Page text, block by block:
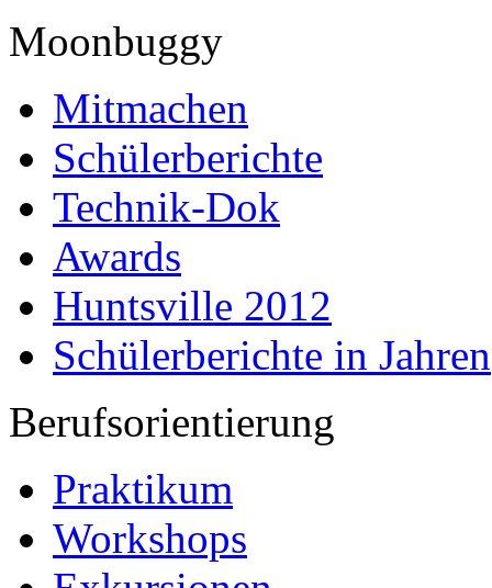
Moonbuggy
Mitmachen
Schülerberichte
Technik-Dok
Awards
Huntsville 2012
Schülerberichte in Jahren
Berufsorientierung
Praktikum
Workshops